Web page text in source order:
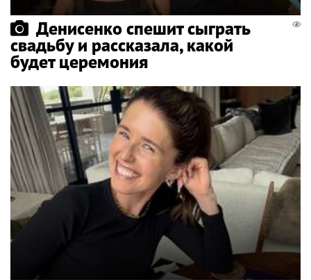
Денисенко спешит сыграть
свадьбу и рассказала, какой
будет церемония